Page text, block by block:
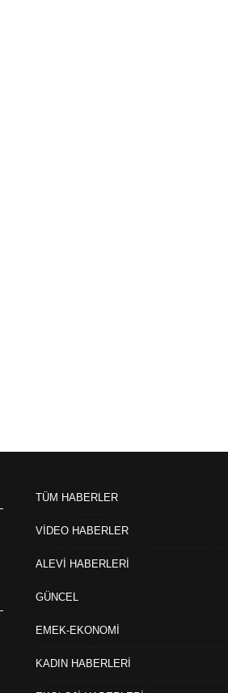
TÜM HABERLER
VİDEO HABERLER
ALEVİ HABERLERİ
GÜNCEL
EMEK-EKONOMİ
KADIN HABERLERİ